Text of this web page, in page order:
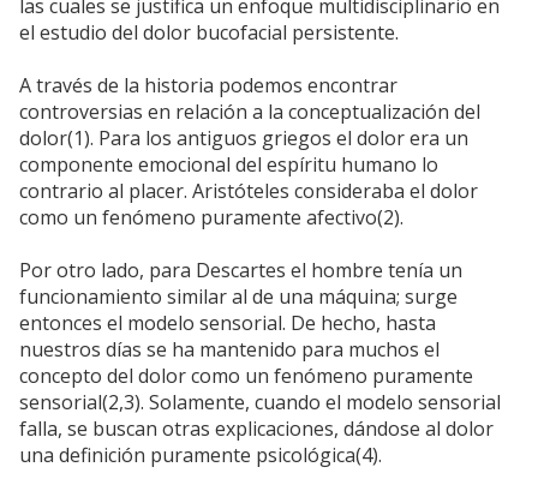
las cuales se justifica un enfoque multidisciplinario en
el estudio del dolor bucofacial persistente.
A través de la historia podemos encontrar
controversias en relación a la conceptualización del
dolor(1). Para los antiguos griegos el dolor era un
componente emocional del espíritu humano lo
contrario al placer. Aristóteles consideraba el dolor
como un fenómeno puramente afectivo(2).
Por otro lado, para Descartes el hombre tenía un
funcionamiento similar al de una máquina; surge
entonces el modelo sensorial. De hecho, hasta
nuestros días se ha mantenido para muchos el
concepto del dolor como un fenómeno puramente
sensorial(2,3). Solamente, cuando el modelo sensorial
falla, se buscan otras explicaciones, dándose al dolor
una definición puramente psicológica(4).